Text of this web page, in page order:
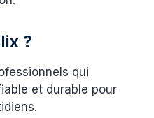
?
qui
et durable pour